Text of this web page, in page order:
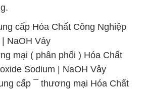
cấp Hóa Chất Công Nghiệp
NaOH Vảy
mại ( phân phối ) Hóa Chất
Sodium | NaOH Vảy
cấp ¯ thương mại Hóa Chất